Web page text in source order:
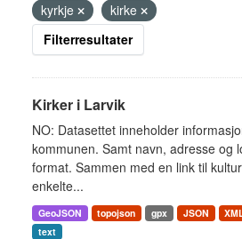
kyrkje
kirke
Filterresultater
Kirker i Larvik
NO: Datasettet inneholder
kommunen. Samt navn, adresse og
format. Sammen med en link til
enkelte...
GeoJSON topojson gpx JSON
text